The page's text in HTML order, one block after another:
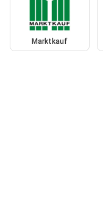
Marktkauf